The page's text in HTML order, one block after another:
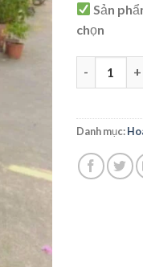
Sản
chọn
Danh mục: